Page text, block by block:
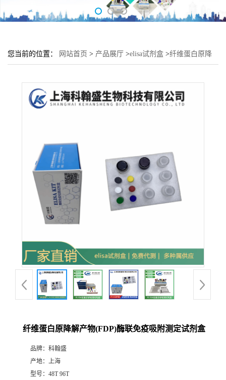
您当前的位置： 网站首页 > 产品展厅 >elisa试剂盒 >纤维蛋白原降
纤维蛋白原降解产物(FDP)酶联免疫吸附测定试剂盒
品牌： 科翰盛
产地： 上海
型号： 48T 96T